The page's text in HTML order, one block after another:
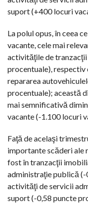
suport (+400 locuri
La polul opus, în ceea
vacante, cele mai
activităţile de
procentuale), respectiv
repararea
procentuale); această
mai semnificativă
vacante (-1.100 locuri
Faţă de acelaşi
importante scăderi ale
fost în tranzacţii
administraţie publică
activităţi de servicii
suport (-0,58 puncte